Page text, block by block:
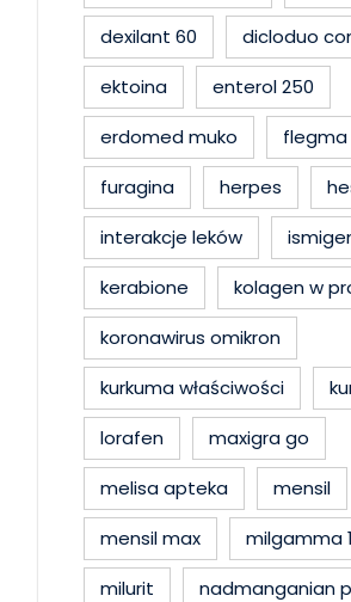
dexilant 60
dicloduo
ektoina
enterol 250
erdomed muko
flegma
furagina
herpes
interakcje leków
kerabione
kolagen w
koronawirus omikron
kurkuma właściwości
lorafen
maxigra go
melisa apteka
mensil
mensil max
milgamma
milurit
nadmanganian